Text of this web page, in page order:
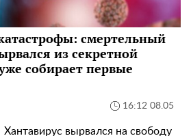
смертельный
из секретной
собирает первые
16:12 08.05
Хантавирус вырвался на свободу